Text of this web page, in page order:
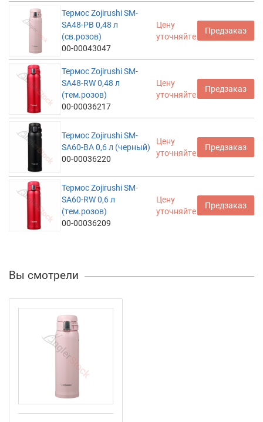
Термос Zojirushi SM-
SA48-PB 0,48 л
(св.розов)
00-00043047
Цену
уточняйте
Предзаказ
Термос Zojirushi SM-
SA48-RW 0,48 л
(тем.розов)
00-00036217
Цену
уточняйте
Предзаказ
Термос Zojirushi SM-
SA60-BA 0,6 л (черный)
00-00036220
Цену
уточняйте
Предзаказ
Термос Zojirushi SM-
SA60-RW 0,6 л
(тем.розов)
00-00036209
Цену
уточняйте
Предзаказ
Вы смотрели